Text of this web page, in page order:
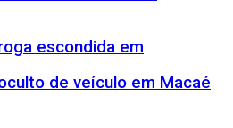
escondida em
de veículo em Macaé